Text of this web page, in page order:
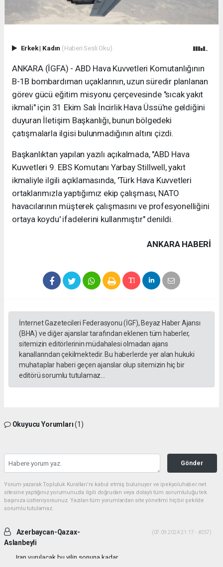
Erkek| Kadın (Haberi Sesli Oku)
ANKARA (İGFA) - ABD Hava Kuvvetleri Komutanlığının
B-1B bombardıman uçaklarının, uzun süredir planlanan
görev gücü eğitim misyonu çerçevesinde "sıcak yakıt
ikmali" için 31 Ekim Salı İncirlik Hava Üssü'ne geldiğini
duyuran İletişim Başkanlığı, bunun bölgedeki
çatışmalarla ilgisi bulunmadığının altını çizdi.
Başkanlıktan yapılan yazılı açıkalmada, "ABD Hava
Kuvvetleri 9. EBS Komutanı Yarbay Stillwell, yakıt
ikmaliyle ilgili açıklamasında, 'Türk Hava Kuvvetleri
ortaklarımızla yaptığımız ekip çalışması, NATO
havacılarının müşterek çalışmasını ve profesyonelliğini
ortaya koydu' ifadelerini kullanmıştır" denildi.
ANKARA HABERİ
İnternet Gazetecileri Federasyonu (İGF), Beyaz Haber Ajansı
(BHA) ve diğer ajanslar tarafından eklenen tüm haberler,
sitemizin editörlerinin müdahalesi olmadan ajans
kanallarından çekilmektedir. Bu haberlerde yer alan hukuki
muhataplar haberi geçen ajanslar olup sitemizin hiç bir
editörü sorumlu tutulamaz...
Okuyucu Yorumları(1)
Gönder
Yorum yazarak Topluluk Kuralları’nı kabul etmiş bulunuyor ve ipekyoluhaber.net
sitesine yaptığınız yorumunuzla ilgili doğrudan veya dolaylı tüm sorumluluğu tek
başınıza üstleniyorsunuz. Yazılan tüm yorumlardan site yönetimi hiçbir şekilde
sorumlu tutulamaz.
Azerbaycan-Qazax-
Aslanbeyli
(07.09.2024 21:17 - #257)
Iran vurulacak bu yilin sonuna kadar...